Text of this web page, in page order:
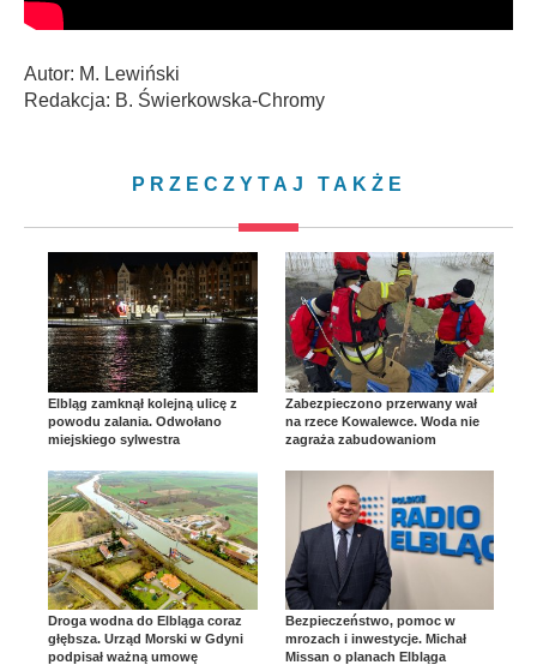
Autor: M. Lewiński
Redakcja: B. Świerkowska-Chromy
PRZECZYTAJ TAKŻE
Elbląg zamknął kolejną ulicę z
powodu zalania. Odwołano
miejskiego sylwestra
Zabezpieczono przerwany wał
na rzece Kowalewce. Woda nie
zagraża zabudowaniom
Droga wodna do Elbląga coraz
głębsza. Urząd Morski w Gdyni
podpisał ważną umowę
Bezpieczeństwo, pomoc w
mrozach i inwestycje. Michał
Missan o planach Elbląga